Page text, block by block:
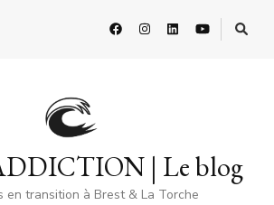
| Le blog
en transition à Brest & La Torche